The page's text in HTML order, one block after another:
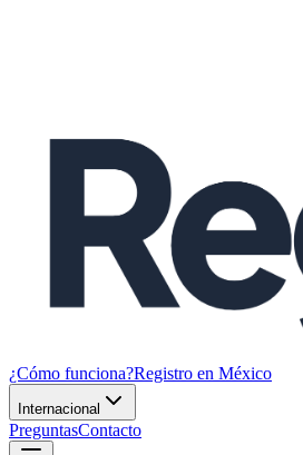
¿Cómo funciona?Registro en México
Internacional
PreguntasContacto